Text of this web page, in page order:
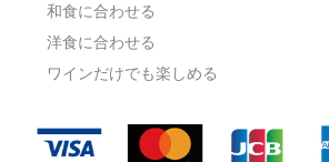
和食に合わせる
洋食に合わせる
ワインだけでも楽しめる